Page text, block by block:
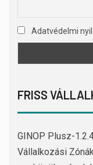
Adatvédelmi
FRISS
GINOP Plusz-
Vállalkozási